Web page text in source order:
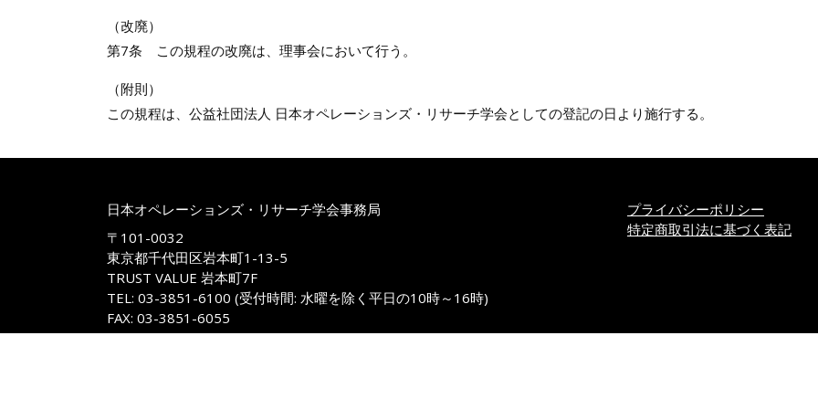
（改廃）
第7条 この規程の改廃は、理事会において行う。
（附則）
この規程は、公益社団法人 日本オペレーションズ・リサーチ学会としての登記の日より施行する。
日本オペレーションズ・リサーチ学会事務局
〒101-0032
東京都千代田区岩本町1-13-5
TRUST VALUE 岩本町7F
TEL: 03-3851-6100 (受付時間: 水曜を除く平日の10時～16時)
FAX: 03-3851-6055
E-mail: jimukyoku@m.orsj.org
プライバシーポリシー
特定商取引法に基づく表記